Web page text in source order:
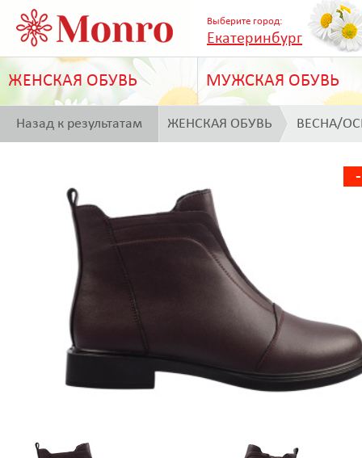
Выберите город:
Екатеринбург
ЖЕНСКАЯ ОБУВЬ МУЖСКАЯ ОБУВЬ
Назад к результатам ЖЕНСКАЯ ОБУВЬ ВЕСНА/